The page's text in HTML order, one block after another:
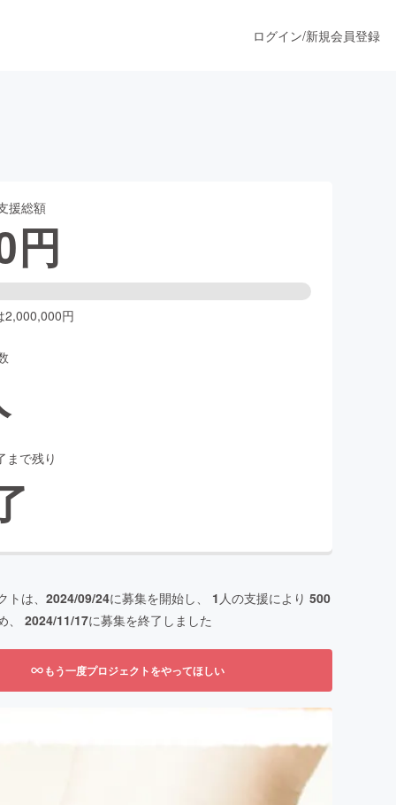
ログイン/新規会員登録
援総額
円
2,000,000円
まで残り
は、 2024/09/24に募集を開始し、 1 人の支援により 500
、 2024/11/17に募集を終了しました
もう一度プロジェクトをやってほしい